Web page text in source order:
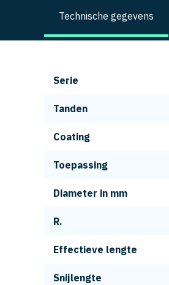
Technische gegevens
Serie
Tanden
Coating
Toepassing
Diameter in mm
R.
Effectieve lengte
Snijlengte